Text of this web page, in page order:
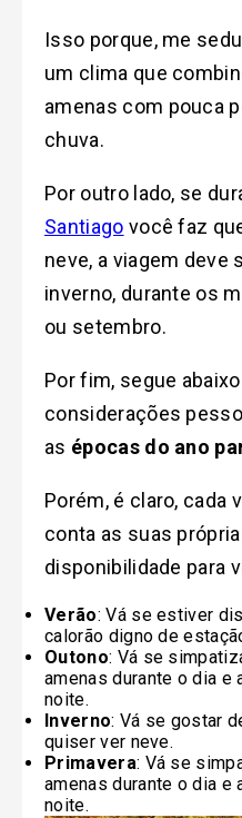
Isso porque, me
um clima que
amenas com pouca
chuva.
Por outro lado, se
Santiago você faz
neve, a viagem deve
inverno, durante os
ou setembro.
Por fim, segue
considerações
as épocas do ano
Porém, é claro, cada
conta as suas
disponibilidade para
Verão: Vá se estiver
calorão digno de
Outono: Vá se
amenas durante o dia e
noite.
Inverno: Vá se gostar
quiser ver neve.
Primavera: Vá se
amenas durante o dia e
noite.